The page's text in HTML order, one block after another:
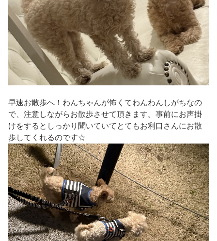
早速お散歩へ！わんちゃんが怖くてわんわんしがちなの
で、注意しながらお散歩させて頂きます。事前にお声掛
けをするとしっかり聞いていてとてもお利口さんにお散
歩してくれるのです☆